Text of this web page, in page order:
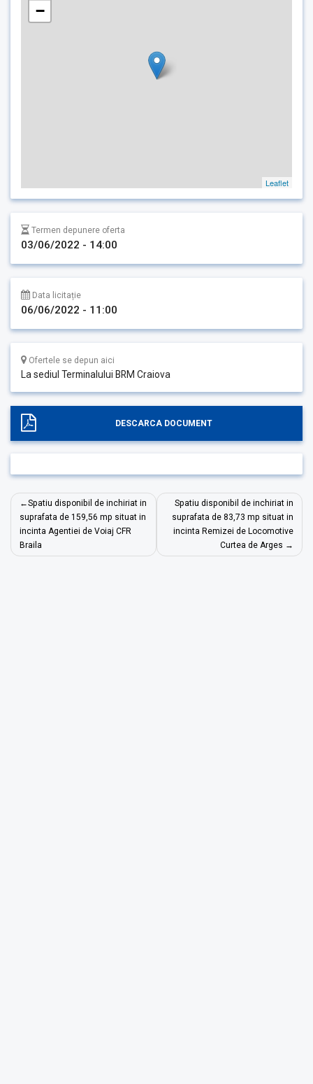
−
Leaflet
Termen depunere oferta
03/06/2022 - 14:00
Data licitație
06/06/2022 - 11:00
Ofertele se depun aici
La sediul Terminalului BRM Craiova
DESCARCA DOCUMENT
Navigare
în
articole
Spatiu disponibil de inchiriat in
suprafata de 159,56 mp situat in
incinta Agentiei de Voiaj CFR
Braila
Spatiu disponibil de inchiriat in
suprafata de 83,73 mp situat in
incinta Remizei de Locomotive
Curtea de Arges